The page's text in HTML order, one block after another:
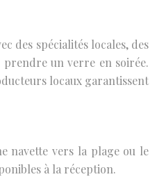
des spécialités locales, des
prendre un verre en soirée.
locaux garantissent
navette vers la plage ou le
à la réception.